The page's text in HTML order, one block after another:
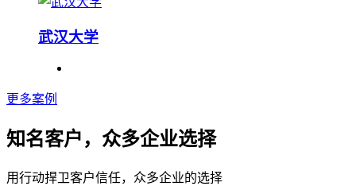
武汉大学
更多案例
知名客户，众多企业选择
用行动捍卫客户信任，众多企业的选择